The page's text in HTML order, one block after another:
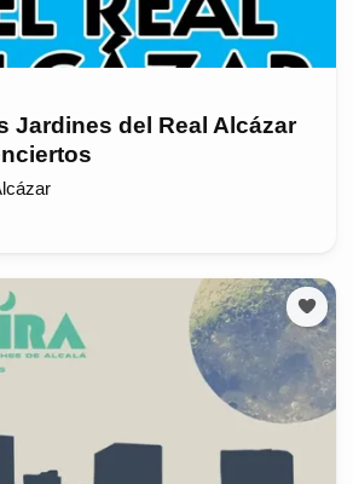
Jardines del Real Alcázar